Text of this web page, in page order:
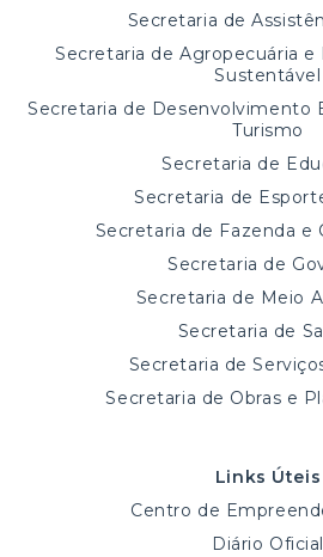
Secretaria de
Secretaria de Agropecuária
Sustentável
Secretaria de Desenvolvimento
Turismo
Secretaria de
Secretaria de
Secretaria de Fazenda e
Secretaria de
Secretaria de Meio
Secretaria de
Secretaria de
Secretaria de Obras e
Links Úteis
Centro de
Diário Oficial